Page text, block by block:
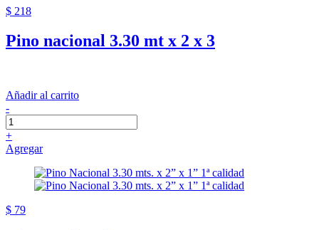
$ 218
Pino nacional 3.30 mt x 2 x 3
Añadir al carrito
-
+
Agregar
$ 79